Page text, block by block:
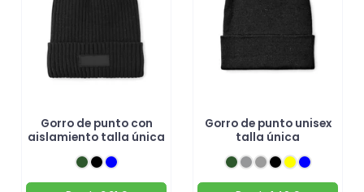
Gorro de punto con
aislamiento talla única
Gorro de punto unisex
talla única